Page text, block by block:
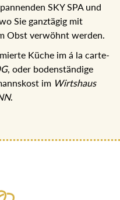
SKY SPA und
Sie ganztägig mit
Obst verwöhnt werden.
Küche im á la carte-
, oder bodenständige
im Wirtshaus
.